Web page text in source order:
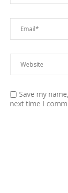
Save my
next time I